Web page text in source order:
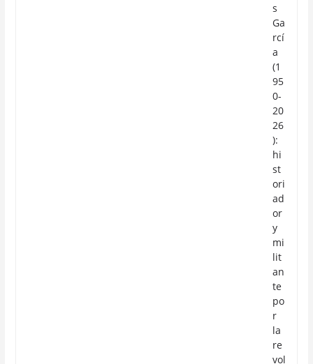
s
Ga
rcí
a
(1
95
0-
20
26
):
hi
st
ori
ad
or
y
mi
lit
an
te
po
r
la
re
vol